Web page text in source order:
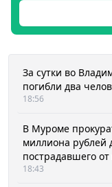
За сутки во
погибли два
18:56
В Муроме
миллиона рублей
пострадавшего
18:43